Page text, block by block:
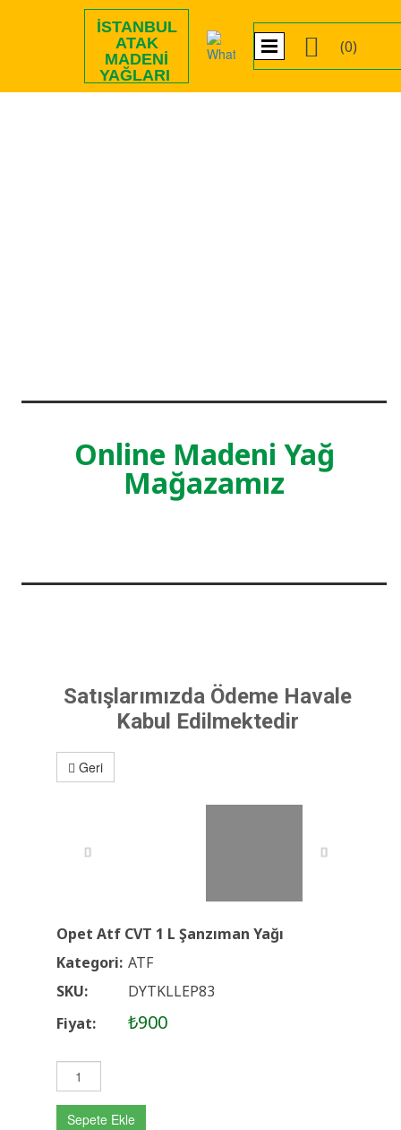
İSTANBUL
ATAK
MADENI
YAĞLARI
 (0)
Online Madeni Yağ
Mağazamız
Satışlarımızda Ödeme Havale
Kabul Edilmektedir
Geri
Opet Atf CVT 1 L Şanzıman Yağı
Kategori: ATF
SKU:
DYTKLLEP83
Fiyat:
₺900
Sepete Ekle